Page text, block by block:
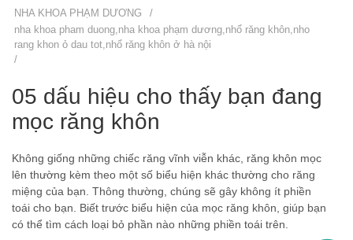
NHA KHOA PHẠM DƯƠNG
/
nha khoa pham duong,nha khoa phạm dương,nhổ răng khôn,nho
rang khon ỏ dau tot,nhổ răng khôn ở hà nội
/
05 dấu hiệu cho thấy bạn đang
mọc răng khôn
Không giống những chiếc răng vĩnh viễn khác, răng khôn mọc
lên thường kèm theo một số biểu hiện khác thường cho răng
miệng của bạn. Thông thường, chúng sẽ gây không ít phiền
toái cho bạn. Biết trước biểu hiện của mọc răng khôn, giúp bạn
có thể tìm cách loại bỏ phần nào những phiền toái trên.